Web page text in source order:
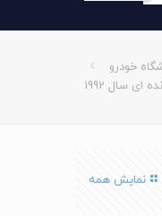
خودرو
نمایش همه